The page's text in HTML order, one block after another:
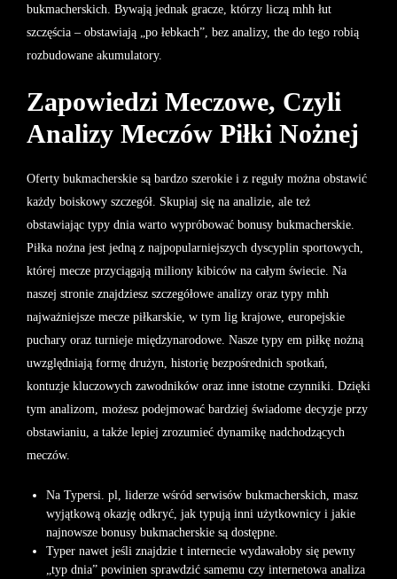
bukmacherskich. Bywają jednak gracze, którzy liczą mhh łut
szczęścia – obstawiają „po łebkach”, bez analizy, the do tego robią
rozbudowane akumulatory.
Zapowiedzi Meczowe, Czyli
Analizy Meczów Piłki Nożnej
Oferty bukmacherskie są bardzo szerokie i z reguły można obstawić
każdy boiskowy szczegół. Skupiaj się na analizie, ale też
obstawiając typy dnia warto wypróbować bonusy bukmacherskie.
Piłka nożna jest jedną z najpopularniejszych dyscyplin sportowych,
której mecze przyciągają miliony kibiców na całym świecie. Na
naszej stronie znajdziesz szczegółowe analizy oraz typy mhh
najważniejsze mecze piłkarskie, w tym lig krajowe, europejskie
puchary oraz turnieje międzynarodowe. Nasze typy em piłkę nożną
uwzględniają formę drużyn, historię bezpośrednich spotkań,
kontuzje kluczowych zawodników oraz inne istotne czynniki. Dzięki
tym analizom, możesz podejmować bardziej świadome decyzje przy
obstawianiu, a także lepiej zrozumieć dynamikę nadchodzących
meczów.
Na Typersi. pl, liderze wśród serwisów bukmacherskich, masz
wyjątkową okazję odkryć, jak typują inni użytkownicy i jakie
najnowsze bonusy bukmacherskie są dostępne.
Typer nawet jeśli znajdzie t internecie wydawałoby się pewny
„typ dnia” powinien sprawdzić samemu czy internetowa analiza